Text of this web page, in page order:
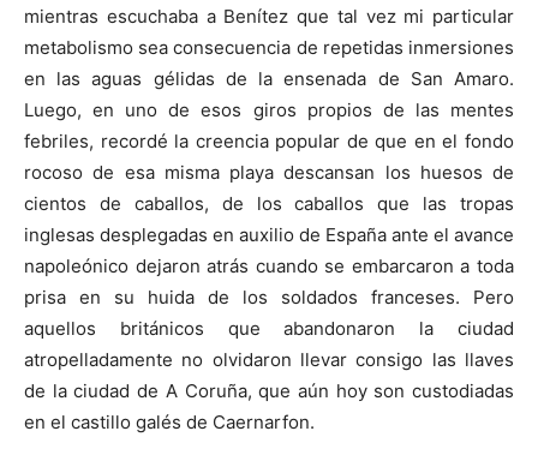
mientras escuchaba a Benítez que tal vez mi particular
metabolismo sea consecuencia de repetidas inmersiones
en las aguas gélidas de la ensenada de San Amaro.
Luego, en uno de esos giros propios de las mentes
febriles, recordé la creencia popular de que en el fondo
rocoso de esa misma playa descansan los huesos de
cientos de caballos, de los caballos que las tropas
inglesas desplegadas en auxilio de España ante el avance
napoleónico dejaron atrás cuando se embarcaron a toda
prisa en su huida de los soldados franceses. Pero
aquellos británicos que abandonaron la ciudad
atropelladamente no olvidaron llevar consigo las llaves
de la ciudad de A Coruña, que aún hoy son custodiadas
en el castillo galés de Caernarfon.